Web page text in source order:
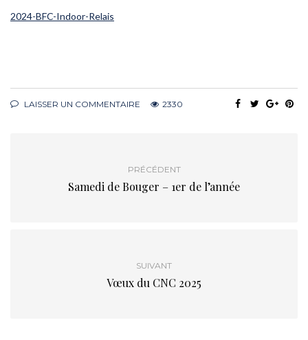
2024-BFC-Indoor-Relais
LAISSER UN COMMENTAIRE 2330
PRÉCÉDENT
Samedi de Bouger – 1er de l’année
SUIVANT
Vœux du CNC 2025